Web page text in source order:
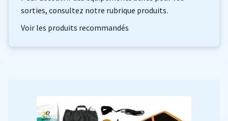
sorties, consultez notre rubrique produits.
Voir les produits recommandés